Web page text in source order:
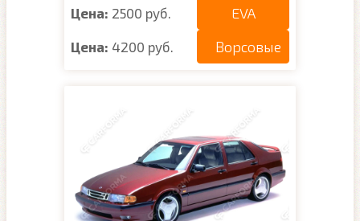
Цена: 2500 руб. EVA
Цена: 4200 руб. Ворсовые